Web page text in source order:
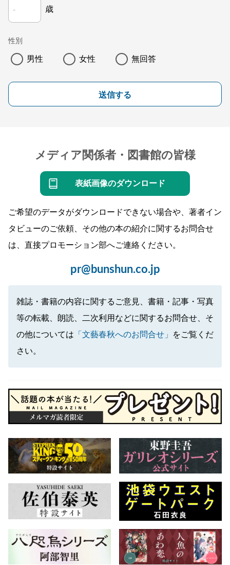
歳
性別
男性 女性 無回答
送信する
メディア関係者・図書館の皆様
表紙画像のダウンロード
ご希望のデータがダウンロードできない場合や、著者イン
タビューのご依頼、その他の本の紹介に関するお問合せ
は、直接プロモーション部へご連絡ください。
pr@bunshun.co.jp
雑誌・書籍の内容に関するご意見、書籍・記事・写真
等の転載、朗読、二次利用などに関するお問合せ、そ
の他については 「文藝春秋へのお問合せ」
をご覧くだ
さい。